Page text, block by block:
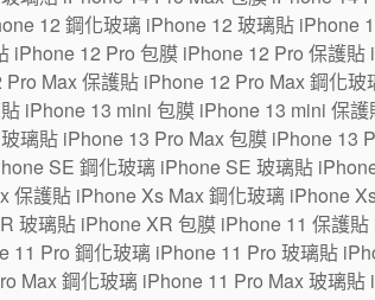
12 鋼化玻璃 iPhone 12 玻璃貼 iPhone
iPhone 12 Pro 包膜 iPhone 12 Pro 保護
Max 保護貼 iPhone 12 Pro Max 鋼化
iPhone 13 mini 包膜 iPhone 13 mini 保
璃貼 iPhone 13 Pro Max 包膜 iPhone 13
SE 鋼化玻璃 iPhone SE 玻璃貼
護貼 iPhone Xs Max 鋼化玻璃 iPhone
玻璃貼 iPhone XR 包膜 iPhone 11 保護
Pro 鋼化玻璃 iPhone 11 Pro 玻璃貼
Max 鋼化玻璃 iPhone 11 Pro Max 玻璃